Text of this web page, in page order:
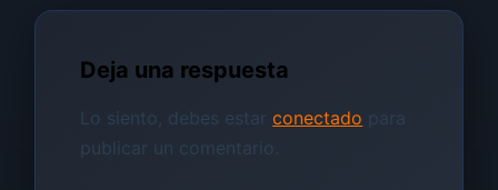
Deja una respuesta
Lo siento, debes estarconectado para
publicar un comentario.